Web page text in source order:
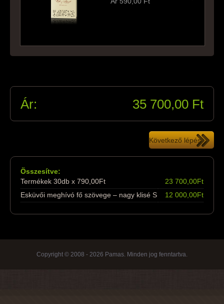
Ár: 35 700,00 Ft
Összesítve:
Termékek 30db x 790,00Ft
23 700,00Ft
Esküvői meghívó fő szövege – nagy klisé S
12 000,00Ft
Copyright © 2008 - 2026 Pamas. Minden jog fenntartva.